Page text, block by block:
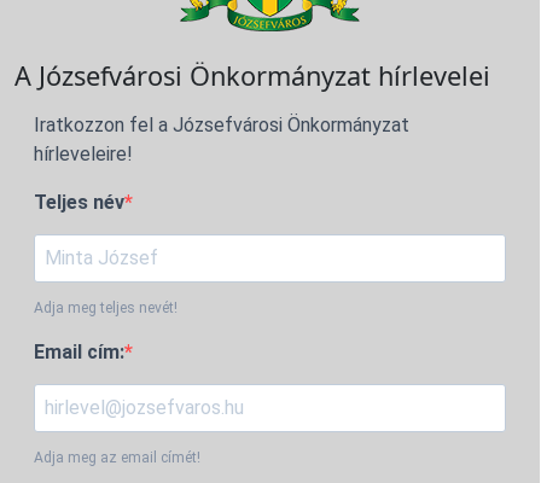
A Józsefvárosi Önkormányzat hírlevelei
Iratkozzon fel a Józsefvárosi Önkormányzat
hírleveleire!
Teljes név
Adja meg teljes nevét!
Email cím:
Adja meg az email címét!